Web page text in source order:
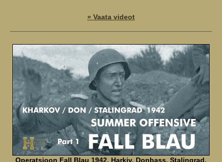
» Vaata videot
Operatsioon Fall Blau 1942, Harkiv, Donbass, Stalingrad,